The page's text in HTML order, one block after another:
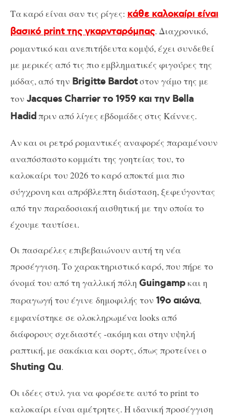
Τα καρό είναι σαν τις ρίγες: κάθε καλοκαίρι είναι
βασικό print της γκαρνταρόμπας. Διαχρονικό,
ρομαντικό και ανεπιτήδευτα κομψό, έχει συνδεθεί
με μερικές από τις πιο εμβληματικές φιγούρες της
μόδας, από την Brigitte Bardotστον γάμο της με
τον Jacques Charrier το 1959 και την Bella
Hadidπριν από λίγες εβδομάδες στις Κάννες.
Αν και οι ρετρό ρομαντικές αναφορές παραμένουν
αναπόσπαστο κομμάτι της γοητείας του, το
καλοκαίρι του 2026 το καρό αποκτά μια πιο
σύγχρονη και απρόβλεπτη διάσταση, ξεφεύγοντας
από την παραδοσιακή αισθητική με την οποία το
έχουμε ταυτίσει.
Οι πασαρέλες επιβεβαιώνουν αυτή τη νέα
προσέγγιση. Το χαρακτηριστικό καρό, που πήρε το
όνομά του από τη γαλλική πόλη Guingampκαι η
παραγωγή του έγινε δημοφιλής τον 19ο αιώνα,
εμφανίστηκε σε ολοκληρωμένα looks από
διάφορους σχεδιαστές -ακόμη και στην υψηλή
ραπτική, με σακάκια και σορτς, όπως προτείνει ο
Shuting Qu.
Οι ιδέες στυλ για να φορέσετε αυτό το print το
καλοκαίρι είναι αμέτρητες. Η ιδανική προσέγγιση